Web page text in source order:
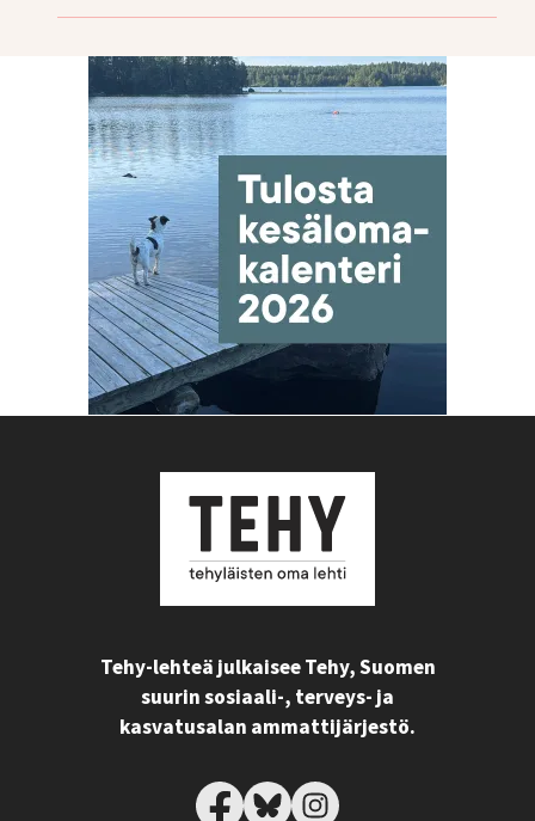
Tehy-lehteä julkaisee Tehy, Suomen
suurin sosiaali-, terveys- ja
kasvatusalan ammattijärjestö.